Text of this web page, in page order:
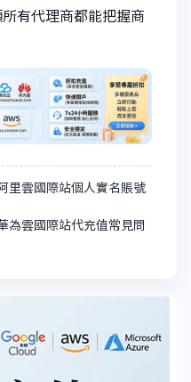
有代理商都能把握商
里雲國際站個人實名賬號
為雲國際站代充值常見問